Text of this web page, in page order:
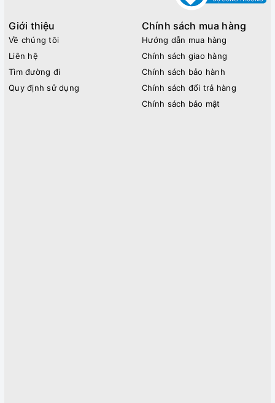
Giới thiệu
Về chúng tôi
Liên hệ
Tìm đường đi
Quy định sử dụng
Chính sách mua hàng
Hướng dẫn mua hàng
Chính sách giao hàng
Chính sách bảo hành
Chính sách đổi trả hàng
Chính sách bảo mật